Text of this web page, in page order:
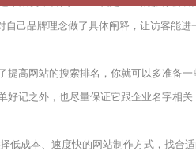
己品牌理念做了具体阐释，让访客能进
高网站的搜索排名，你就可以多准备
记之外，也尽量保证它跟企业名字相
成本、速度快的网站制作方式，找